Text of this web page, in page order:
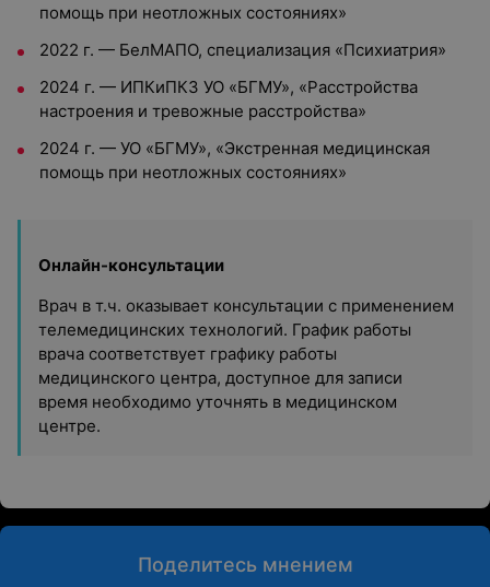
помощь при неотложных состояниях»
2022 г. — БелМАПО, специализация «Психиатрия»
2024 г. — ИПКиПКЗ УО «БГМУ», «Расстройства
настроения и тревожные расстройства»
2024 г. — УО «БГМУ», «Экстренная медицинская
помощь при неотложных состояниях»
Онлайн-консультации
Врач в т.ч. оказывает консультации с применением
телемедицинских технологий. График работы
врача соответствует графику работы
медицинского центра, доступное для записи
время необходимо уточнять в медицинском
центре.
Поделитесь мнением